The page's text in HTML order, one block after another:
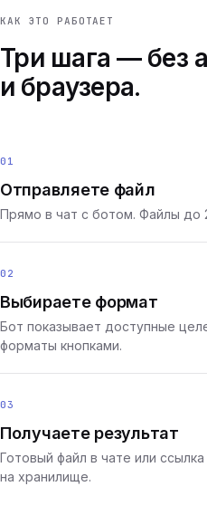
КАК ЭТО РАБОТАЕТ
Три шага — без
и браузера.
01
Отправляете файл
Прямо в чат с ботом. Файлы до
02
Выбираете формат
Бот показывает доступные
форматы кнопками.
03
Получаете результат
Готовый файл в чате или ссылка
на хранилище.